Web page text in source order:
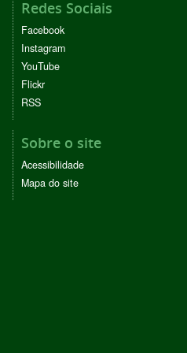
Redes Sociais
Facebook
Instagram
YouTube
Flickr
RSS
Sobre o site
Acessibilidade
Mapa do site